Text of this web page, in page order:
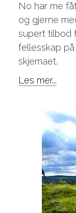
No har me
og gjerne
supert tilbod
fellesskap
skjemaet.
Les mer...